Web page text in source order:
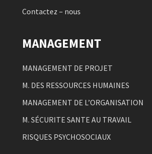
Contactez – nous
MANAGEMENT
MANAGEMENT DE PROJET
M. DES RESSOURCES HUMAINES
MANAGEMENT DE L’ORGANISATION
M. SÉCURITE SANTE AU TRAVAIL
RISQUES PSYCHOSOCIAUX